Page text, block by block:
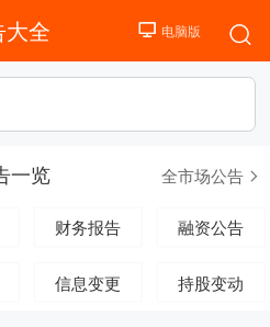
全
一览 全市场公告
财务报告 融资公告
信息变更 持股变动